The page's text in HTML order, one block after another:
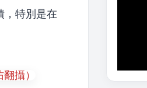
，特別是在